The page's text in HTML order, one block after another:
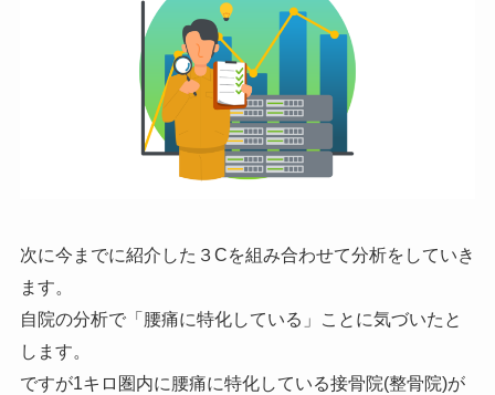
次に今までに紹介した３Cを組み合わせて分析をしていき
ます。
自院の分析で「腰痛に特化している」ことに気づいたと
します。
ですが1キロ圏内に腰痛に特化している接骨院(整骨院)が